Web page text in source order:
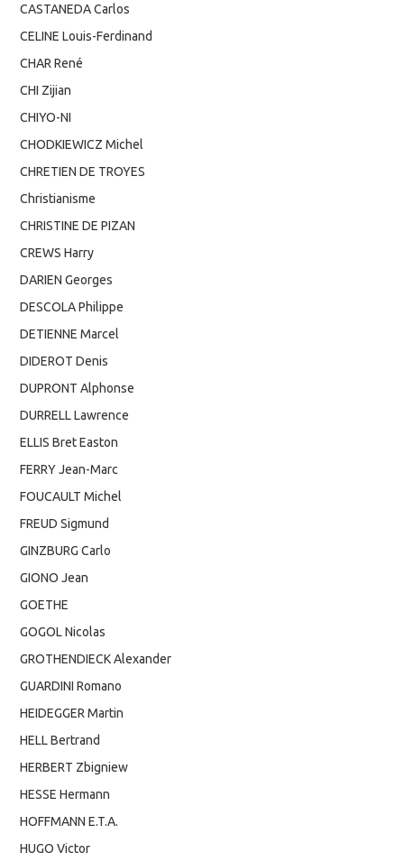
CASTANEDA Carlos
CELINE Louis-Ferdinand
CHAR René
CHI Zijian
CHIYO-NI
CHODKIEWICZ Michel
CHRETIEN DE TROYES
Christianisme
CHRISTINE DE PIZAN
CREWS Harry
DARIEN Georges
DESCOLA Philippe
DETIENNE Marcel
DIDEROT Denis
DUPRONT Alphonse
DURRELL Lawrence
ELLIS Bret Easton
FERRY Jean-Marc
FOUCAULT Michel
FREUD Sigmund
GINZBURG Carlo
GIONO Jean
GOETHE
GOGOL Nicolas
GROTHENDIECK Alexander
GUARDINI Romano
HEIDEGGER Martin
HELL Bertrand
HERBERT Zbigniew
HESSE Hermann
HOFFMANN E.T.A.
HUGO Victor